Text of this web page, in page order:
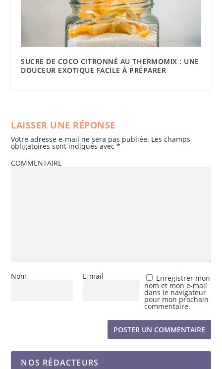
SUCRE DE COCO CITRONNÉ AU THERMOMIX : UNE
DOUCEUR EXOTIQUE FACILE À PRÉPARER
LAISSER UNE RÉPONSE
Votre adresse e-mail ne sera pas publiée. Les champs
obligatoires sont indiqués avec*
COMMENTAIRE
Nom E-mail Enregistrer mon
nom et mon e-mail
dans le navigateur
pour mon prochain
commentaire.
NOS RÉDACTEURS